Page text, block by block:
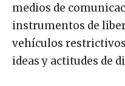
medios de
instrumentos de
vehículos
ideas y actitudes de